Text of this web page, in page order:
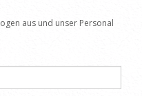
aus und unser Personal